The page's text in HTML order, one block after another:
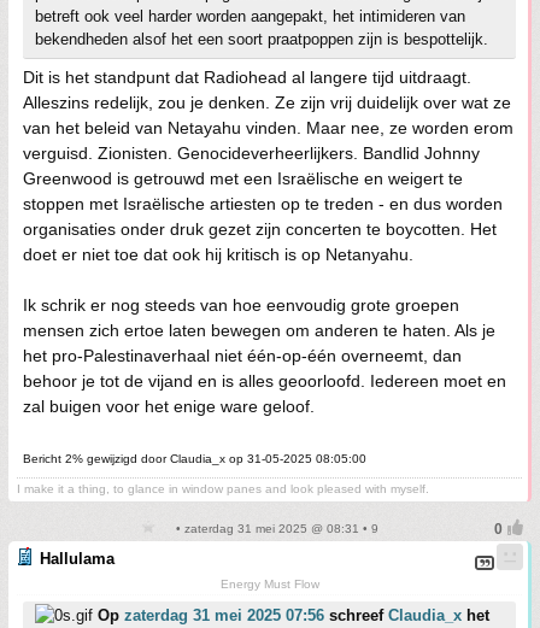
betreft ook veel harder worden aangepakt, het intimideren van
bekendheden alsof het een soort praatpoppen zijn is bespottelijk.
Dit is het standpunt dat Radiohead al langere tijd uitdraagt.
Alleszins redelijk, zou je denken. Ze zijn vrij duidelijk over wat ze
van het beleid van Netayahu vinden. Maar nee, ze worden erom
verguisd. Zionisten. Genocideverheerlijkers. Bandlid Johnny
Greenwood is getrouwd met een Israëlische en weigert te
stoppen met Israëlische artiesten op te treden - en dus worden
organisaties onder druk gezet zijn concerten te boycotten. Het
doet er niet toe dat ook hij kritisch is op Netanyahu.
Ik schrik er nog steeds van hoe eenvoudig grote groepen
mensen zich ertoe laten bewegen om anderen te haten. Als je
het pro-Palestinaverhaal niet één-op-één overneemt, dan
behoor je tot de vijand en is alles geoorloofd. Iedereen moet en
zal buigen voor het enige ware geloof.
Bericht 2% gewijzigd door Claudia_x op 31-05-2025 08:05:00
I make it a thing, to glance in window panes and look pleased with myself.
• zaterdag 31 mei 2025 @ 08:31 • 9
Hallulama
Energy Must Flow
Op zaterdag 31 mei 2025 07:56 schreef Claudia_x het